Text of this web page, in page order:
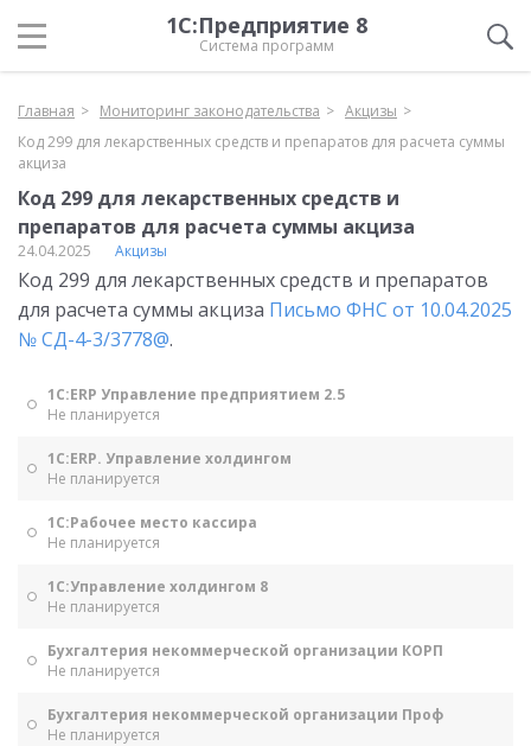
1С:Предприятие 8
Система программ
Главная Мониторинг законодательства
Акцизы
Код 299 для лекарственных средств и препаратов для расчета суммы
акциза
Код 299 для лекарственных средств и
препаратов для расчета суммы акциза
24.04.2025 Акцизы
Код 299 для лекарственных средств и препаратов
для расчета суммы акциза Письмо ФНС от 10.04.2025
№ СД-4-3/3778@.
1С:ERP Управление предприятием 2.5
Не планируется
1С:ERP. Управление холдингом
Не планируется
1С:Рабочее место кассира
Не планируется
1С:Управление холдингом 8
Не планируется
Бухгалтерия некоммерческой организации КОРП
Не планируется
Бухгалтерия некоммерческой организации Проф
Не планируется